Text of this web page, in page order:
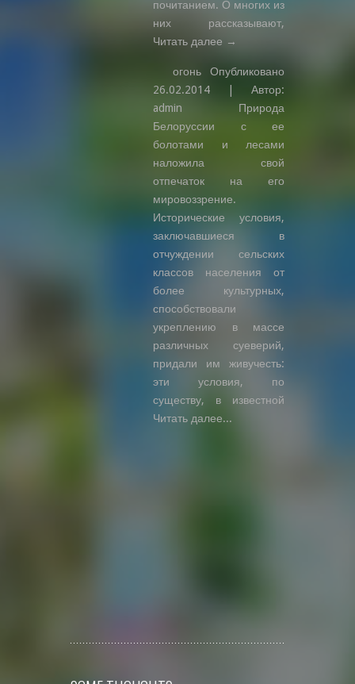
почитанием. О многих из
них рассказывают,
Читать далее →
огонь Опубликовано
26.02.2014 | Автор:
admin Природа
Белоруссии с ее
болотами и лесами
наложила свой
отпечаток на его
мировоззрение.
Исторические условия,
заключавшиеся в
отчуждении сельских
классов населения от
более культурных,
способствовали
укреплению в массе
различных суеверий,
придали им живучесть:
эти условия, по
существу, в известной
Читать далее...